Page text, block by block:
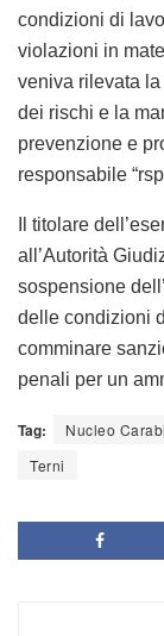
condizioni di
violazioni in
veniva rilevata
dei rischi e la
prevenzione e
responsabile
Il titolare
all’Autorità
sospensione
delle condizioni
comminare
penali per un
Tag: Nucleo
Terni